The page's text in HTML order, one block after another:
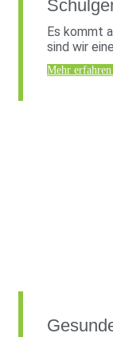
Es kommt
sind wir
Mehr